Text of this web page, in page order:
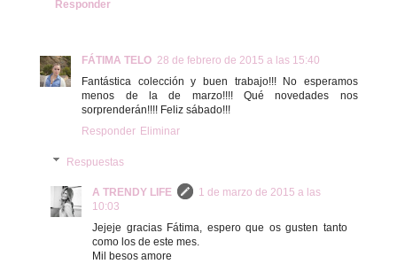
Responder
FÁTIMA TELO 28 de febrero de 2015 a las 15:40
Fantástica colección y buen trabajo!!! No esperamos
menos de la de marzo!!!! Qué novedades nos
sorprenderán!!!! Feliz sábado!!!
Responder Eliminar
Respuestas
A TRENDY LIFE
1 de marzo de 2015 a las
10:03
Jejeje gracias Fátima, espero que os gusten tanto
como los de este mes.
Mil besos amore